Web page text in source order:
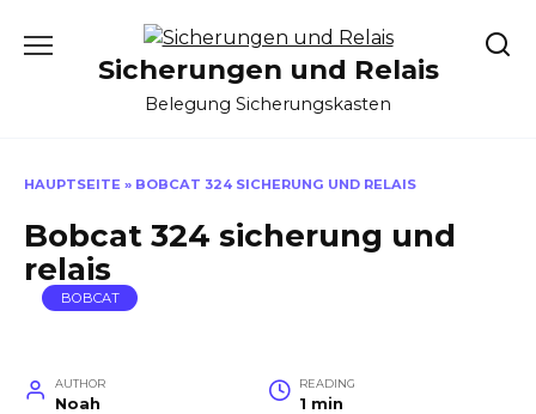
Sicherungen und Relais
Belegung Sicherungskasten
HAUPTSEITE » BOBCAT 324 SICHERUNG UND RELAIS
Bobcat 324 sicherung und
relais
BOBCAT
AUTHOR
Noah
READING
1 min